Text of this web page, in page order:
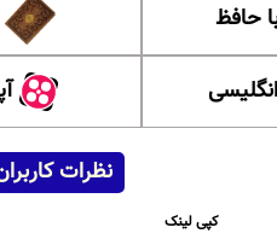
حافظ
نظرات
کپی لینک